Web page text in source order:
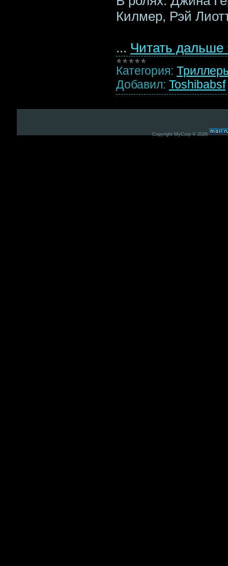
Килмер, Рэй
... Читать дальше
Категория:
Добавил: Toshibabsf
Copyright MyCorp © 2026